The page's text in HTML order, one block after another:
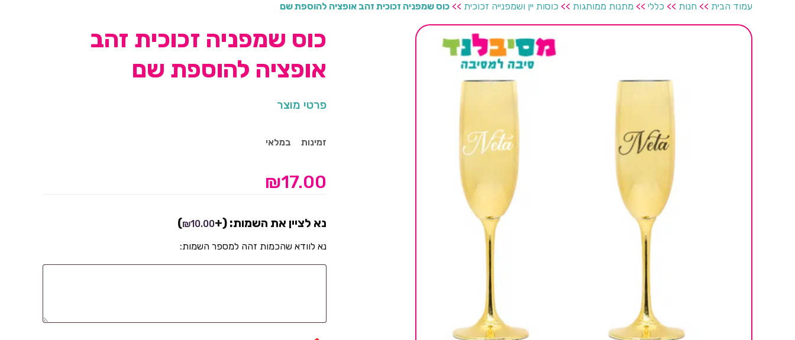
עמוד הבית >> חנות >> כללי >> מתנות ממותגות >> כוסות יין ושמפנייה זכוכית >> כוס שמפניה זכוכית זהב אופציה להוספת שם
כוס שמפניה זכוכית זהב
אופציה להוספת שם
פרטי מוצר
זמינות במלאי
₪17.00
נא לציין את השמות: (+
₪10.00
)
נא לוודא שהכמות זהה למספר השמות: